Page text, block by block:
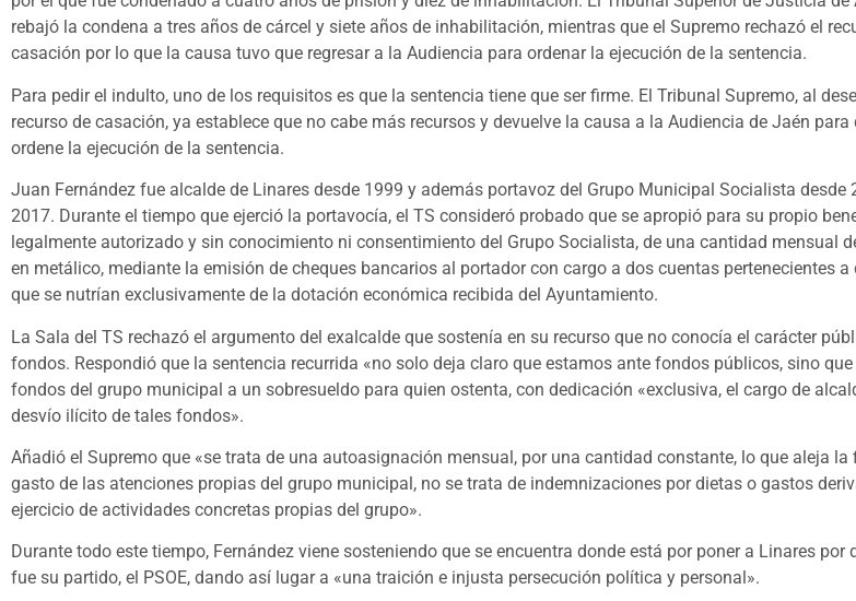
rebajó la condena a tres años de cárcel y siete años de inhabilitación, mientras que el Supremo rechazó el
casación por lo que la causa tuvo que regresar a la Audiencia para ordenar la ejecución de la sentencia.
Para pedir el indulto, uno de los requisitos es que la sentencia tiene que ser firme. El Tribunal Supremo, al
recurso de casación, ya establece que no cabe más recursos y devuelve la causa a la Audiencia de Jaén para
ordene la ejecución de la sentencia.
Juan Fernández fue alcalde de Linares desde 1999 y además portavoz del Grupo Municipal Socialista desde
2017. Durante el tiempo que ejerció la portavocía, el TS consideró probado que se apropió para su propio
legalmente autorizado y sin conocimiento ni consentimiento del Grupo Socialista, de una cantidad mensual
en metálico, mediante la emisión de cheques bancarios al portador con cargo a dos cuentas pertenecientes a
que se nutrían exclusivamente de la dotación económica recibida del Ayuntamiento.
La Sala del TS rechazó el argumento del exalcalde que sostenía en su recurso que no conocía el carácter
fondos. Respondió que la sentencia recurrida «no solo deja claro que estamos ante fondos públicos, sino
fondos del grupo municipal a un sobresueldo para quien ostenta, con dedicación «exclusiva, el cargo de
desvío ilícito de tales fondos».
Añadió el Supremo que «se trata de una autoasignación mensual, por una cantidad constante, lo que aleja la
gasto de las atenciones propias del grupo municipal, no se trata de indemnizaciones por dietas o gastos
ejercicio de actividades concretas propias del grupo».
Durante todo este tiempo, Fernández viene sosteniendo que se encuentra donde está por poner a Linares por
fue su partido, el PSOE, dando así lugar a «una traición e injusta persecución política y personal».